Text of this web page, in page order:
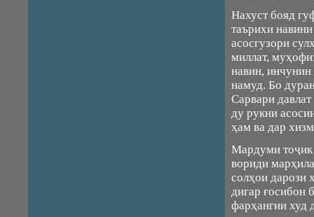
Нахуст бояд
таърихи
асосгузори
миллат,
навин,
намуд. Бо
Сарвари
ду рукни
ҳам ва дар
Мардуми
вориди
солҳои дарози
дигар ғосибон
фарҳангии худ